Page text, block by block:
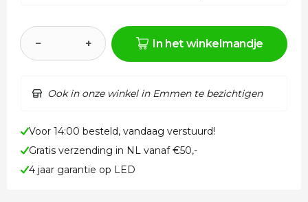
− + In het winkelmandje
Ook in onze winkel in Emmen te bezichtigen
Voor 14:00 besteld, vandaag verstuurd!
Gratis verzending in NL vanaf €50,-
4 jaar garantie op LED